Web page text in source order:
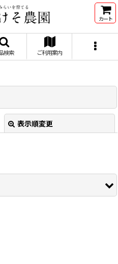
カート
検索 ご利用案内
表示順変更